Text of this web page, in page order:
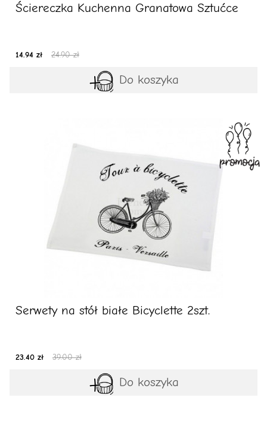
Ściereczka Kuchenna Granatowa Sztućce
14.94 zł 24.90 zł
Do koszyka
Serwety na stół białe Bicyclette 2szt.
23.40 zł 39.00 zł
Do koszyka